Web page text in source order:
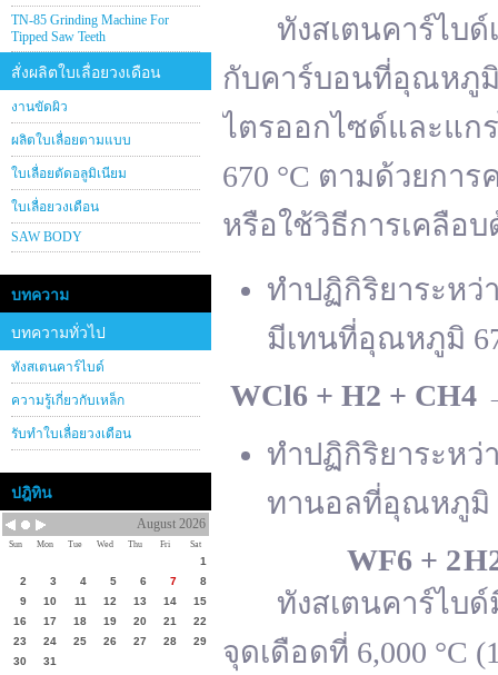
TN-85 Grinding Machine For
Tipped Saw Teeth
สั่งผลิตใบเลื่อยวงเดือน
งานขัดผิว
ผลิตใบเลื่อยตามแบบ
ใบเลื่อยตัดอลูมิเนียม
ใบเลื่อยวงเดือน
SAW BODY
บทความ
บทความทั่วไป
ทังสเตนคาร์ไบด์
ความรู้เกี่ยวกับเหล็ก
รับทำใบเลื่อยวงเดือน
ปฎิทิน
August 2026
Sun Mon Tue Wed Thu Fri Sat
1
2
3 4 5 6 7
8
9
10 11 12 13 14
15
16
17 18 19 20 21
22
23
24 25 26 27 28
29
30
31
ทังสเตนคาร์ไบด์เ
กับคาร์บอนที่อุณหภูมิ
ไตรออกไซด์และแก
670 °C ตามด้วยกา
หรือใช้วิธีการเคลือบ
ทำปฏิกิริยาระหว่
มีเทนที่อุณหภูมิ
WCl6 + H2 + CH4
ทำปฏิกิริยาระหว่
ทานอลที่อุณหภูมิ
WF6 + 2 H
ทังสเตนคาร์ไบด์มี
จุดเดือดที่ 6,000 °C